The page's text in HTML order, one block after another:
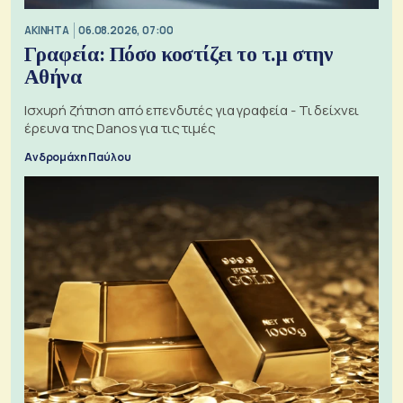
ΑΚΙΝΗΤΑ 06.08.2026, 07:00
Γραφεία: Πόσο κοστίζει το τ.μ στην
Αθήνα
Ισχυρή ζήτηση από επενδυτές για γραφεία - Τι δείχνει
έρευνα της Danos για τις τιμές
Ανδρομάχη Παύλου